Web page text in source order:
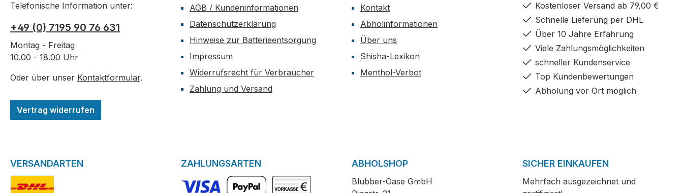
Telefonische Information unter:
+49 (0) 7195 90 76 631
Montag - Freitag
10.00 - 18.00 Uhr
Oder über unser Kontaktformular.
Vertrag widerrufen
AGB / Kundeninformationen
Datenschutzerklärung
Hinweise zur Batterieentsorgung
Impressum
Widerrufsrecht für Verbraucher
Zahlung und Versand
Kontakt
Abholinformationen
Über uns
Shisha-Lexikon
Menthol-Verbot
Kostenloser Versand ab 79,00 €
Schnelle Lieferung per DHL
Über 10 Jahre Erfahrung
Viele Zahlungsmöglichkeiten
schneller Kundenservice
Top Kundenbewertungen
Abholung vor Ort möglich
VERSANDARTEN ZAHLUNGSARTEN ABHOLSHOP
Blubber-Oase GmbH
SICHER EINKAUFEN
Mehrfach ausgezeichnet und